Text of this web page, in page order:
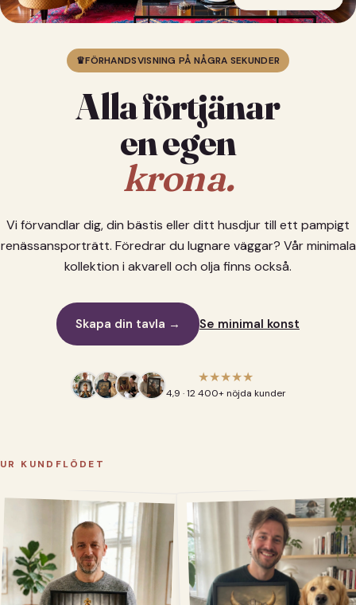
♛FÖRHANDSVISNING PÅ NÅGRA SEKUNDER
Alla förtjänar
en egen
krona.
Vi förvandlar dig, din bästis eller ditt husdjur till ett pampigt
renässansporträtt. Föredrar du lugnare väggar? Vår minimala
kollektion i akvarell och olja finns också.
Skapa din tavla → Se minimal konst
★★★★★
4,9 · 12 400+ nöjda kunder
UR KUNDFLÖDET